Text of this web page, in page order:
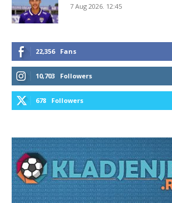
7 Aug 2026. 12:45
22,356 Fans
10,703 Followers
678 Followers